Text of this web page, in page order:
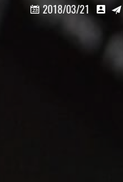
 2018/03/21  